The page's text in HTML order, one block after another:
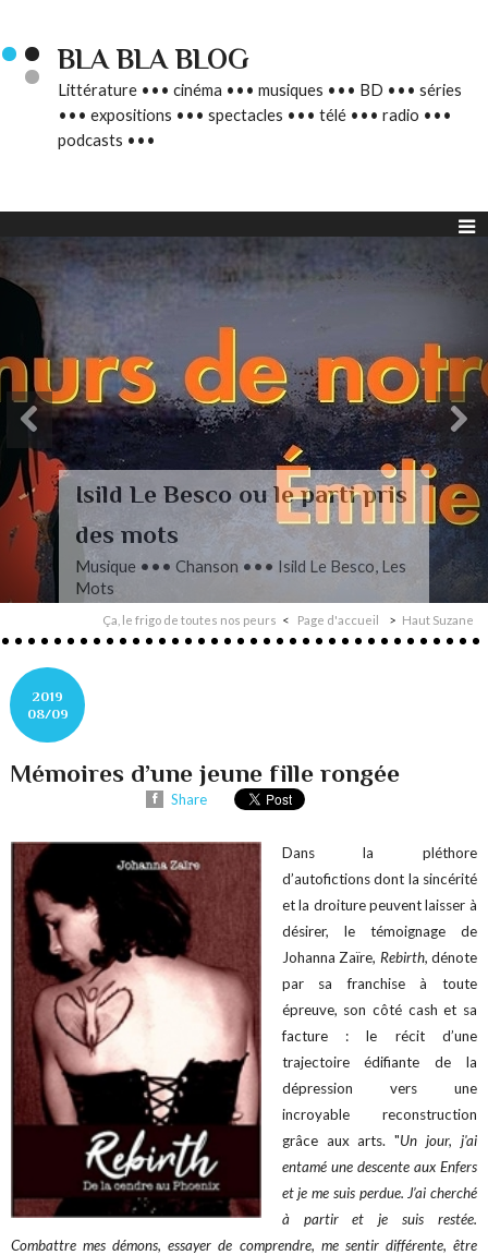
BLA BLA BLOG
Littérature ••• cinéma ••• musiques ••• BD ••• séries
••• expositions ••• spectacles ••• télé ••• radio •••
podcasts •••
L’autre Mendelssohn
Musique ••• Classique ••• Fanny
Mendelssohn, Das Jahr
Ça, le frigo de toutes nos peurs Page d'accueil Haut Suzane
2019
08/09
Mémoires d’une jeune fille rongée
Share
Dans la pléthore
d’autofictions dont la sincérité
et la droiture peuvent laisser à
désirer, le témoignage de
Johanna Zaïre, Rebirth, dénote
par sa franchise à toute
épreuve, son côté cash et sa
facture : le récit d’une
trajectoire édifiante de la
dépression vers une
incroyable reconstruction
grâce aux arts. "Un jour, j'ai
entamé une descente aux Enfers
et je me suis perdue. J’ai cherché
à partir et je suis restée.
Combattre mes démons, essayer de comprendre, me sentir différente, être